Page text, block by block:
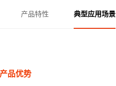
产品特性 典型应用场景
产品优势